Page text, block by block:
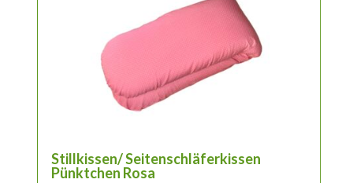
Stillkissen/ Seitenschläferkissen
Pünktchen Rosa